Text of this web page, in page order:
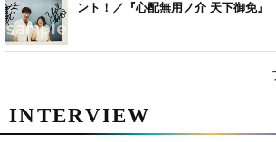
INTERVIEW
ント！／『心配無用ノ介 天下御免』